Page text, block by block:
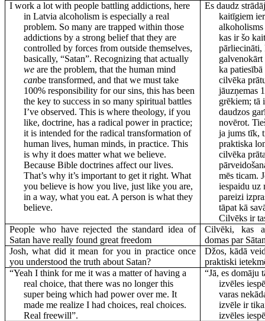
I work a lot with people battling addictions, here
in Latvia alcoholism is especially a real
problem. So many are trapped within those
addictions by a strong belief that they are
controlled by forces from outside themselves,
basically, “Satan”. Recognizing that actually
weare the problem, that the human mind
canbe transformed, and that we must take
100% responsibility for our sins, this has been
the key to success in so many spiritual battles
I’ve observed. This is where theology, if you
like, doctrine, has a radical power in practice;
it is intended for the radical transformation of
human lives, human minds, in practice. This
is why it does matter what we believe.
Because Bible doctrines affect our lives.
That’s why it’s important to get it right. What
you believe is how you live, just like you are,
in a way, what you eat. A person is what they
believe.
Es daudz
kaitīgiem
kas ir šo
pārliecināti,
galvenokārt
ka patiesībā
cilvēka
jāuzņemas
grēkiem; tā
daudzos
novērot.
ja jums tīk,
praktiska
cilvēka
mēs ticam.
iespaidu uz
pareizi
tāpat kā
Cilvēks ir
People who have rejected the standard idea of
Satan have really found great freedom
Cilvēki, kas
domas par
Josh, what did it mean for you in practice once
you understood the truth about Satan?
Džos, kādā
praktiski
“Yeah I think for me it was a matter of having a
real choice, that there was no longer this
super being which had power over me. It
made me realize I had choices, real choices.
Real freewill”.
“Jā, es domāju
izvēles
varas
izvēle ir
izvēles